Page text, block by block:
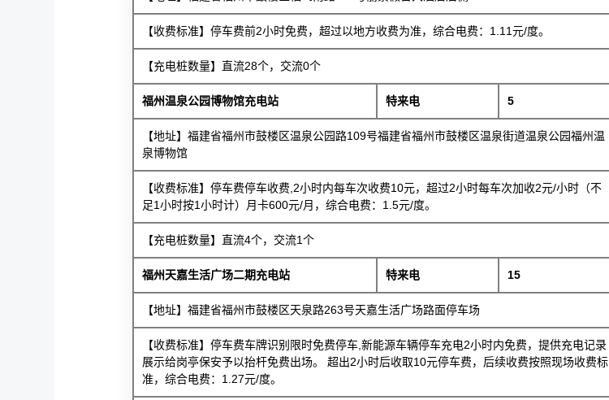
【收费标准】停车费前2小时免费，超过以地方收费为准，综合电费：1.11元/度。
【充电桩数量】直流28个，交流0个
福州温泉公园博物馆充电站 特来电 5
【地址】福建省福州市鼓楼区温泉公园路109号福建省福州市鼓楼区温泉街道温泉公园福州温
泉博物馆
【收费标准】停车费停车收费,2小时内每车次收费10元，超过2小时每车次加收2元/小时（不
足1小时按1小时计）月卡600元/月，综合电费：1.5元/度。
【充电桩数量】直流4个，交流1个
福州天嘉生活广场二期充电站 特来电 15
【地址】福建省福州市鼓楼区天泉路263号天嘉生活广场路面停车场
【收费标准】停车费车牌识别限时免费停车,新能源车辆停车充电2小时内免费，提供充电记录
展示给岗亭保安予以抬杆免费出场。 超出2小时后收取10元停车费，后续收费按照现场收费标
准，综合电费：1.27元/度。